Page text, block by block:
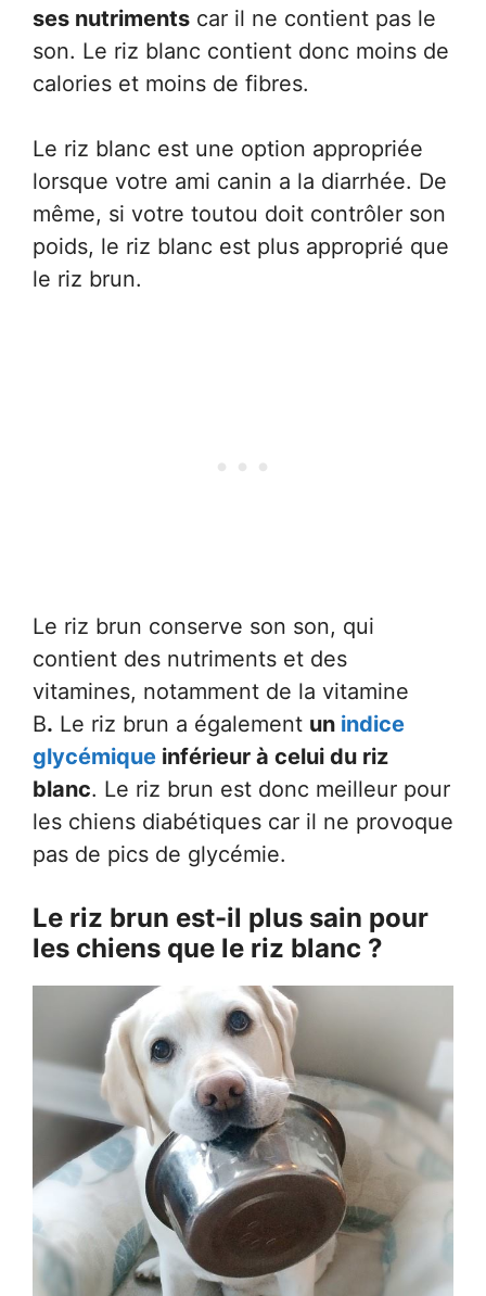
ses nutriments car il ne contient pas le
son. Le riz blanc contient donc moins de
calories et moins de fibres.
Le riz blanc est une option appropriée
lorsque votre ami canin a la diarrhée. De
même, si votre toutou doit contrôler son
poids, le riz blanc est plus approprié que
le riz brun.
Le riz brun conserve son son, qui
contient des nutriments et des
vitamines, notamment de la vitamine
B. Le riz brun a également un indice
glycémique inférieur à celui du riz
blanc. Le riz brun est donc meilleur pour
les chiens diabétiques car il ne provoque
pas de pics de glycémie.
Le riz brun est-il plus sain pour
les chiens que le riz blanc ?